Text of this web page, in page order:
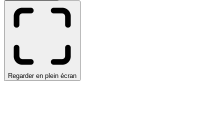
Regarder en plein écran